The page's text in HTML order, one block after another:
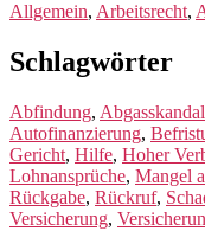
Allgemein, Arbeitsrecht,
Schlagwörter
Abfindung, Abgasskandal
Autofinanzierung,
Gericht, Hilfe, Hoher
Lohnansprüche, Mangel
Rückgabe, Rückruf,
Versicherung,